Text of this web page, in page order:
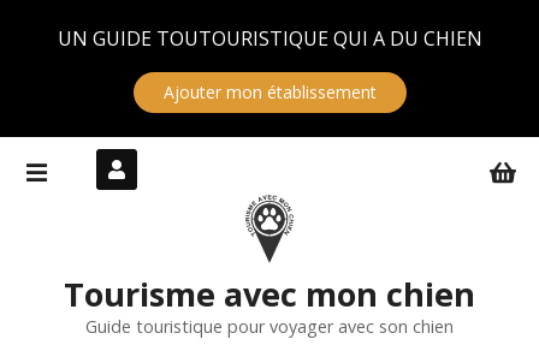
UN GUIDE TOUTOURISTIQUE QUI A DU CHIEN
Ajouter mon établissement
Tourisme avec mon chien
Guide touristique pour voyager avec son chien